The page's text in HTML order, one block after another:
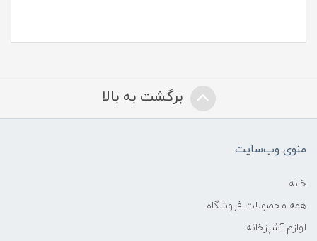
برگشت به بالا
منوی وب‌سایت
خانه
همه محصولات فروشگاه
لوازم آشپزخانه